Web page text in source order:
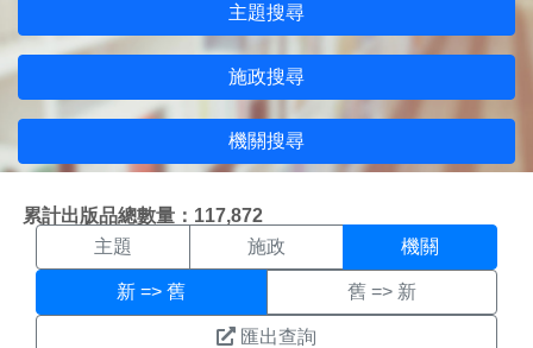
主題搜尋
施政搜尋
機關搜尋
累計出版品總數量：117,872
機關搜尋結果頁面
主題 施政 機關
新 => 舊 舊 => 新
匯出查詢